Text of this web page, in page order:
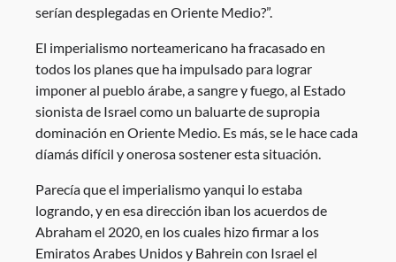
serían desplegadas en Oriente Medio?”.
El imperialismo norteamericano ha fracasado en
todos los planes que ha impulsado para lograr
imponer al pueblo árabe, a sangre y fuego, al Estado
sionista de Israel como un baluarte de supropia
dominación en Oriente Medio. Es más, se le hace cada
díamás difícil y onerosa sostener esta situación.
Parecía que el imperialismo yanqui lo estaba
logrando, y en esa dirección iban los acuerdos de
Abraham el 2020, en los cuales hizo firmar a los
Emiratos Arabes Unidos y Bahrein con Israel el